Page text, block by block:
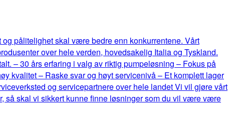
pålitelighet skal være bedre enn konkurrentene. Vårt
over hele verden, hovedsakelig Italia og Tyskland.
– 30 års erfaring i valg av riktig pumpeløsning – Fokus på
kvalitet – Raske svar og høyt servicenivå – Et komplett lager
og servicepartnere over hele landet Vi vil gjøre vårt
så skal vi sikkert kunne finne løsninger som du vil være være